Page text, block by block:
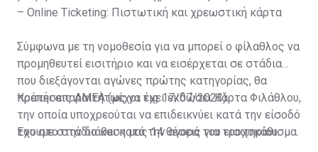
– Online Ticketing: Πιστωτική και χρεωστική κάρτα
Σύμφωνα με τη νομοθεσία για να μπορεί ο φίλαθλος να
προμηθευτεί εισιτήριο και να εισέρχεται σε στάδια
που διεξάγονται αγώνες πρώτης κατηγορίας, θα
πρέπει απαραιτήτως να έχει εκδώσει Κάρτα Φιλάθλου,
την οποία υποχρεούται να επιδεικνύει κατά την είσοδό
του στο στάδιο και κατά την αγορά του εισιτηρίου.
Κρατήσεις ΑΜΕΑ (μέχρι τις 17/07/2023)
Έχουμε στην διάθεση μας 14 θέσεις για τροχοκάθισμα.